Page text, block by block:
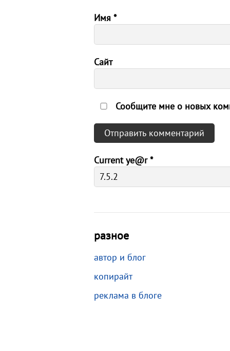
Имя *
Сайт
Сообщите мне о новых
Current ye@r*
разное
автор и блог
копирайт
реклама в блоге